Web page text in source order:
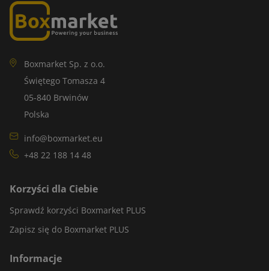
Boxmarket Sp. z o.o.
Świętego Tomasza 4
05-840 Brwinów
Polska
info@boxmarket.eu
+48 22 188 14 48
Korzyści dla Ciebie
Sprawdź korzyści Boxmarket PLUS
Zapisz się do Boxmarket PLUS
Informacje